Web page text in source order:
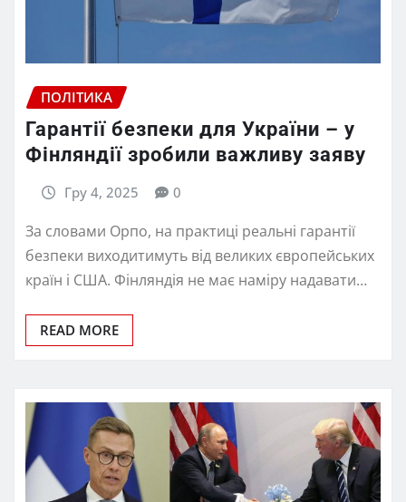
ПОЛІТИКА
Гарантії безпеки для України – у
Фінляндії зробили важливу заяву
Гру 4, 2025 0
За словами Орпо, на практиці реальні гарантії
безпеки виходитимуть від великих європейських
країн і США. Фінляндія не має наміру надавати…
READ MORE